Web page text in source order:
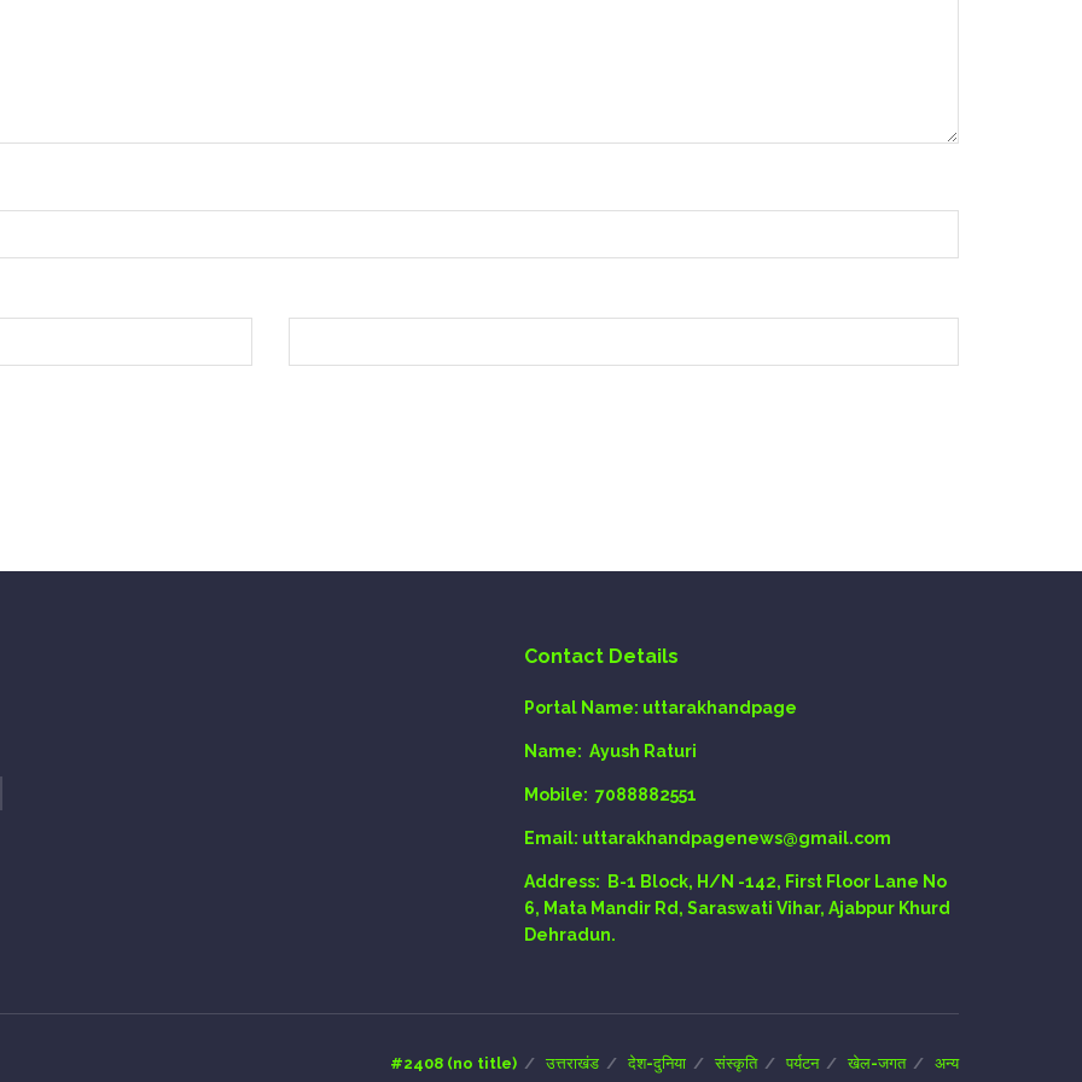
Contact Details
Portal Name: uttarakhandpage
Name: Ayush Raturi
Mobile: 7088882551
Email: uttarakhandpagenews@gmail.com
Address:
B-1 Block, H/N -142, First Floor Lane No
6, Mata Mandir Rd, Saraswati Vihar, Ajabpur Khurd
Dehradun.
#2408 (no title) उत्तराखंड देश-दुनिया संस्कृति पर्यटन खेल-जगत अन्य